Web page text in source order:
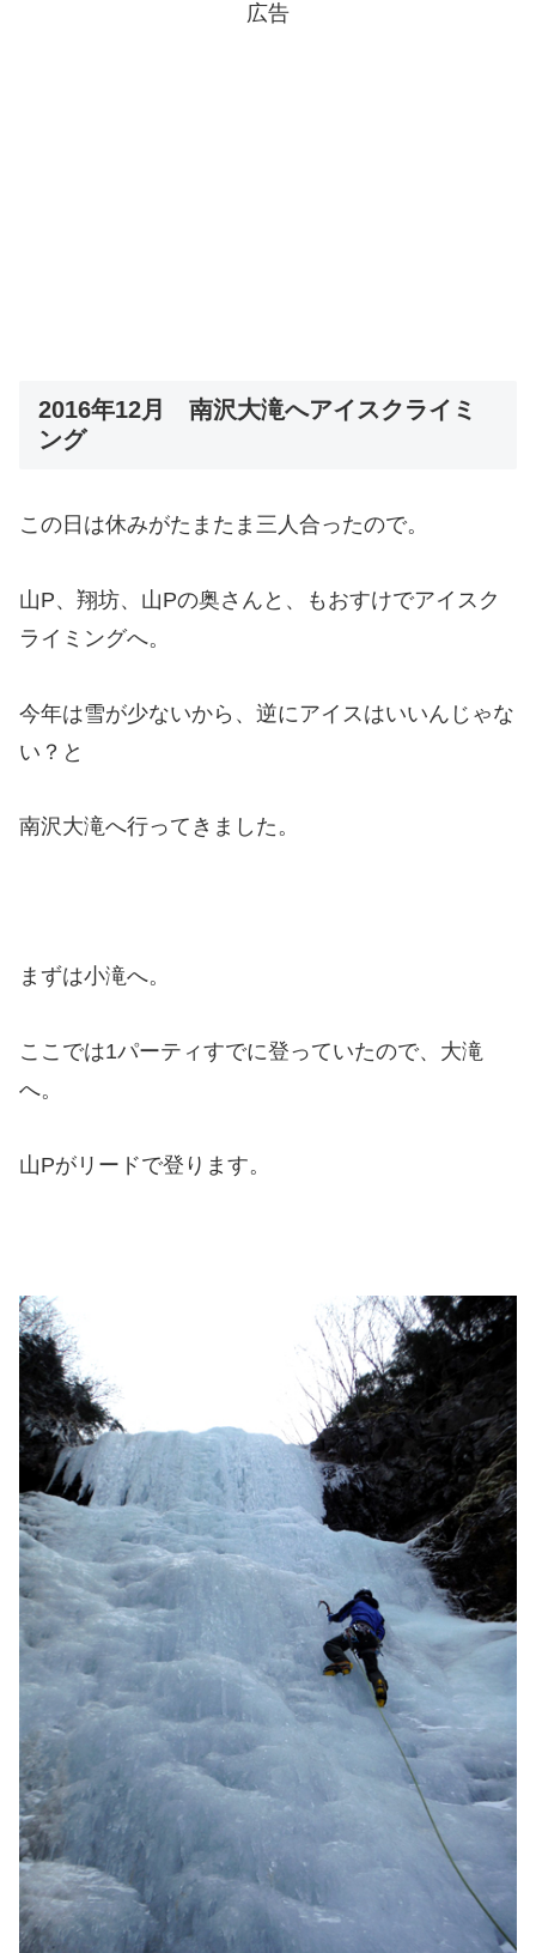
広告
2016年12月 南沢大滝へアイスクライミ
ング
この日は休みがたまたま三人合ったので。
山P、翔坊、山Pの奥さんと、もおすけでアイスク
ライミングへ。
今年は雪が少ないから、逆にアイスはいいんじゃな
い？と
南沢大滝へ行ってきました。
まずは小滝へ。
ここでは1パーティすでに登っていたので、大滝
へ。
山Pがリードで登ります。